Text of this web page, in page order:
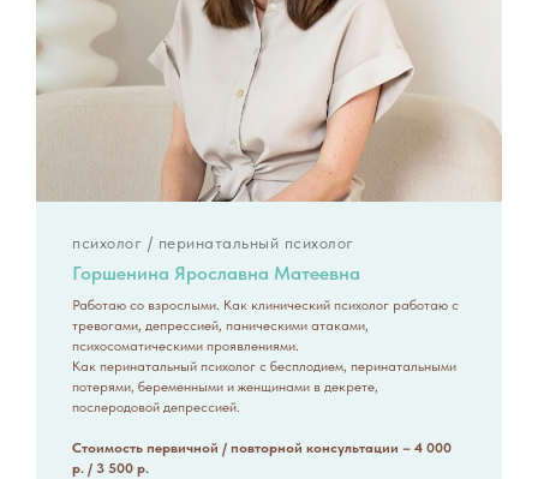
психолог / перинатальный психолог
Горшенина Ярославна Матеевна
Работаю со взрослыми. Как клинический психолог работаю с
тревогами, депрессией, паническими атаками,
психосоматическими проявлениями.
Как перинатальный психолог с бесплодием, перинатальными
потерями, беременными и женщинами в декрете,
послеродовой депрессией.
Стоимость первичной / повторной консультации – 4 000
р. / 3 500 р.